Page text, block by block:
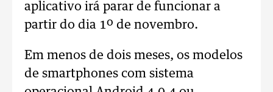
aplicativo irá parar de funcionar a
partir do dia 1º de novembro.
Em menos de dois meses, os modelos
de smartphones com sistema